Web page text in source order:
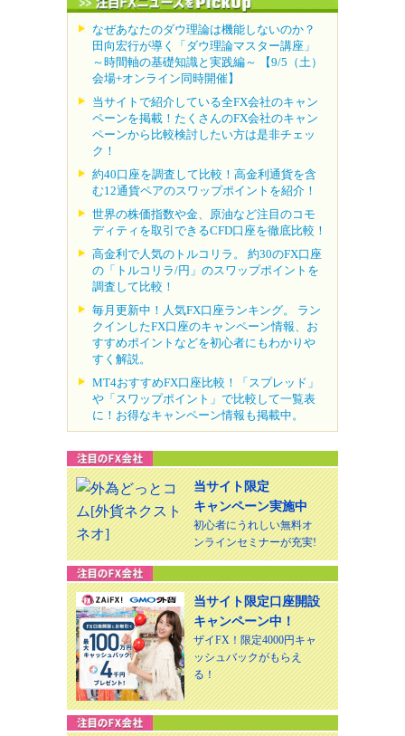
なぜあなたのダウ理論は機能しないのか？
田向宏行が導く「ダウ理論マスター講座」
～時間軸の基礎知識と実践編～ 【9/5（土）
会場+オンライン同時開催】
当サイトで紹介している全FX会社のキャン
ペーンを掲載！たくさんのFX会社のキャン
ペーンから比較検討したい方は是非チェッ
ク！
約40口座を調査して比較！高金利通貨を含
む12通貨ペアのスワップポイントを紹介！
世界の株価指数や金、原油など注目のコモ
ディティを取引できるCFD口座を徹底比較！
高金利で人気のトルコリラ。 約30のFX口座
の「トルコリラ/円」のスワップポイントを
調査して比較！
毎月更新中！人気FX口座ランキング。 ラン
クインしたFX口座のキャンペーン情報、お
すすめポイントなどを初心者にもわかりや
すく解説。
MT4おすすめFX口座比較！「スプレッド」
や「スワップポイント」で比較して一覧表
に！お得なキャンペーン情報も掲載中。
当サイト限定
キャンペーン実施中
初心者にうれしい無料オ
ンラインセミナーが充実!
当サイト限定口座開設
キャンペーン中！
ザイFX！限定4000円キャ
ッシュバックがもらえ
る！